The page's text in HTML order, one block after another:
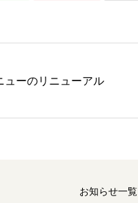
ューのリニューアル
お知らせ一覧